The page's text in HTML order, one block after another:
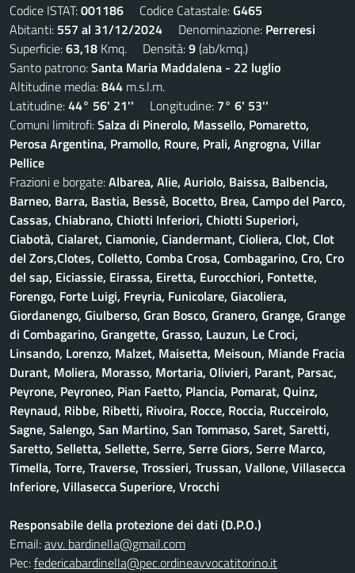
Codice ISTAT:001186 Codice Catastale:G465
Abitanti: 557 al 31/12/2024 Denominazione: Perreresi
Superficie:63,18 Kmq. Densità:9(ab/kmq.)
Santo patrono:Santa Maria Maddalena - 22 luglio
Altitudine media:844 m.s.l.m.
Latitudine:44° 56' 21'' Longitudine: 7° 6' 53''
Comuni limitrofi:Salza di Pinerolo, Massello, Pomaretto,
Perosa Argentina, Pramollo, Roure, Prali, Angrogna, Villar
Pellice
Frazioni e borgate:Albarea, Alie, Auriolo, Baissa, Balbencia,
Barneo, Barra, Bastia, Bessè, Bocetto, Brea, Campo del Parco,
Cassas, Chiabrano, Chiotti Inferiori, Chiotti Superiori,
Ciabotà, Cialaret, Ciamonie, Ciandermant, Cioliera, Clot, Clot
del Zors,Clotes, Colletto, Comba Crosa, Combagarino, Cro, Cro
del sap, Eiciassie, Eirassa, Eiretta, Eurocchiori, Fontette,
Forengo, Forte Luigi, Freyria, Funicolare, Giacoliera,
Giordanengo, Giulberso, Gran Bosco, Granero, Grange, Grange
di Combagarino, Grangette, Grasso, Lauzun, Le Croci,
Linsando, Lorenzo, Malzet, Maisetta, Meisoun, Miande Fracia
Durant, Moliera, Morasso, Mortaria, Olivieri, Parant, Parsac,
Peyrone, Peyroneo, Pian Faetto, Plancia, Pomarat, Quinz,
Reynaud, Ribbe, Ribetti, Rivoira, Rocce, Roccia, Rucceirolo,
Sagne, Salengo, San Martino, San Tommaso, Saret, Saretti,
Saretto, Selletta, Sellette, Serre, Serre Giors, Serre Marco,
Timella, Torre, Traverse, Trossieri, Trussan, Vallone, Villasecca
Inferiore, Villasecca Superiore, Vrocchi
Responsabile della protezione dei dati (D.P.O.)
Email:avv. bardinella@gmail.com
Pec:federicabardinella@pec.ordineavvocatitorino.it